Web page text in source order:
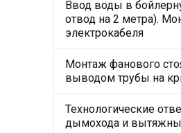
Ввод воды в
отвод на 2 метра).
электрокабеля
Монтаж фанового
выводом трубы на
Технологические
дымохода и